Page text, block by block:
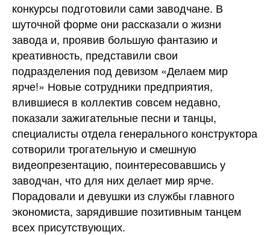
конкурсы подготовили сами заводчане. В
шуточной форме они рассказали о жизни
завода и, проявив большую фантазию и
креативность, представили свои
подразделения под девизом «Делаем мир
ярче!» Новые сотрудники предприятия,
влившиеся в коллектив совсем недавно,
показали зажигательные песни и танцы,
специалисты отдела генерального конструктора
сотворили трогательную и смешную
видеопрезентацию, поинтересовавшись у
заводчан, что для них делает мир ярче.
Порадовали и девушки из службы главного
экономиста, зарядившие позитивным танцем
всех присутствующих.